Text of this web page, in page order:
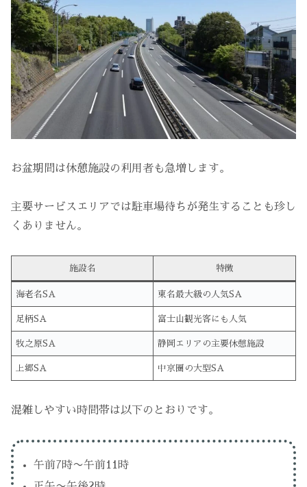
お盆期間は休憩施設の利用者も急増します。
主要サービスエリアでは駐車場待ちが発生することも珍し
くありません。
施設名 特徴
海老名SA 東名最大級の人気SA
足柄SA 富士山観光客にも人気
牧之原SA 静岡エリアの主要休憩施設
上郷SA 中京圏の大型SA
混雑しやすい時間帯は以下のとおりです。
午前7時〜午前11時